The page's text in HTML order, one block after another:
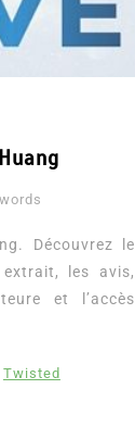
Découvrez le
les avis,
et l’accès
Twisted